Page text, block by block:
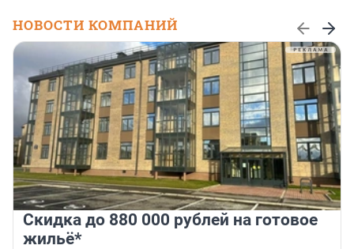
НОВОСТИ КОМПАНИЙ
Скидка до 880 000 рублей на готовое
жильё*